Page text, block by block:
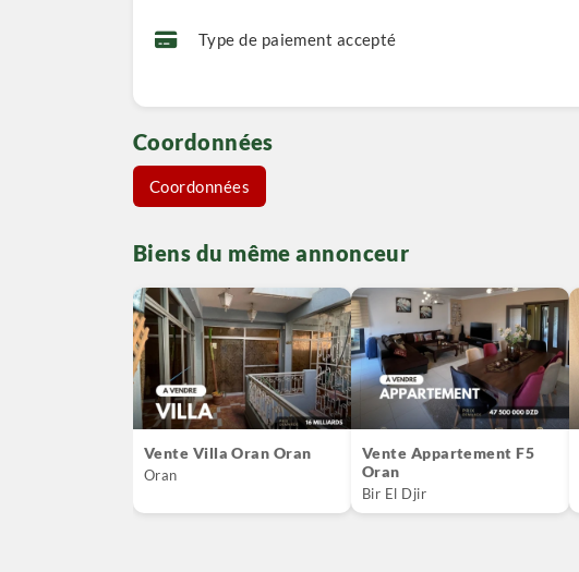
Type de paiement accepté
Coordonnées
Coordonnées
Biens du même annonceur
Vente Villa Oran Oran
Oran
Vente Appartement F5
Oran
Bir El Djir